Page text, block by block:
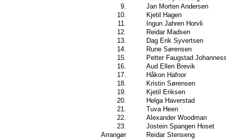
9.
Jan Morten Andersen
10.
Kjetil Hagen
11.
Ingun Jahren Horvli
12.
Reidar Madsen
13.
Dag Erik Syvertsen
14.
Rune Sørensen
15.
Petter Faugstad
16.
Aud Ellen Brevik
17.
Håkon Hafnor
18.
Kristin Sørensen
19.
Kjetil Eriksen
20.
Helga Haverstad
21.
Tuva Heen
22.
Alexander Woodman
23.
Jostein Spangen Hoset
Arrangør
Reidar Stenseng